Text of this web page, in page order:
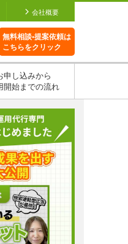
会社概要
無料相談•提案依頼は
こちらをクリック
申し込みから
開始までの流れ